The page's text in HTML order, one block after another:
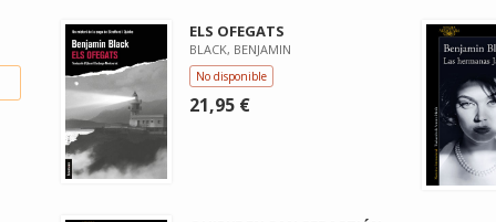
ELS OFEGATS
BLACK, BENJAMIN
No disponible
21,95 €